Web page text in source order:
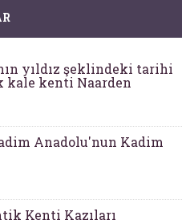
yıldız şeklindeki tarihi
kenti Naarden
Anadolu'nun Kadim
Kenti Kazıları